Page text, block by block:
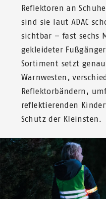
Reflektoren an
sind sie laut ADAC
sichtbar – fast sechs
gekleideter
Sortiment setzt
Warnwesten,
Reflektorbändern,
reflektierenden
Schutz der Kleinsten.